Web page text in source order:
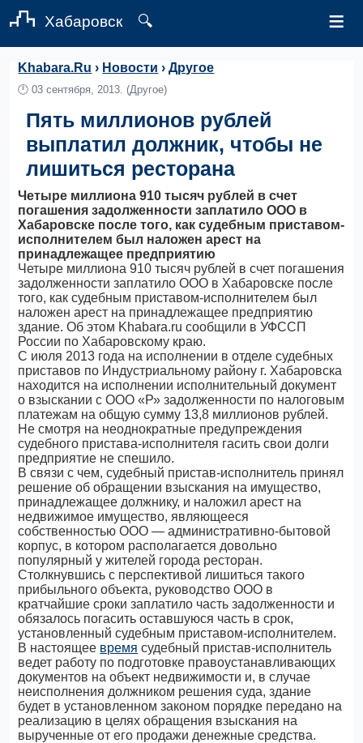
Хабаровск 🔍 ≡
Khabara.Ru › Новости ›Другое
🕛03 сентября, 2013. (Другое)
Пять миллионов рублей
выплатил должник, чтобы не
лишиться ресторана
Четыре миллиона 910 тысяч рублей в счет
погашения задолженности заплатило ООО в
Хабаровске после того, как судебным приставом-
исполнителем был наложен арест на
принадлежащее предприятию
Четыре миллиона 910 тысяч рублей в счет погашения
задолженности заплатило ООО в Хабаровске после
того, как судебным приставом-исполнителем был
наложен арест на принадлежащее предприятию
здание. Об этом Khabara.ru сообщили в УФССП
России по Хабаровскому краю.
С июля 2013 года на исполнении в отделе судебных
приставов по Индустриальному району г. Хабаровска
находится на исполнении исполнительный документ
о взыскании с ООО «Р» задолженности по налоговым
платежам на общую сумму 13,8 миллионов рублей.
Не смотря на неоднократные предупреждения
судебного пристава-исполнителя гасить свои долги
предприятие не спешило.
В связи с чем, судебный пристав-исполнитель принял
решение об обращении взыскания на имущество,
принадлежащее должнику, и наложил арест на
недвижимое имущество, являющееся
собственностью ООО — административно-бытовой
корпус, в котором располагается довольно
популярный у жителей города ресторан.
Столкнувшись с перспективой лишиться такого
прибыльного объекта, руководство ООО в
кратчайшие сроки заплатило часть задолженности и
обязалось погасить оставшуюся часть в срок,
установленный судебным приставом-исполнителем.
В настоящее время судебный пристав-исполнитель
ведет работу по подготовке правоустанавливающих
документов на объект недвижимости и, в случае
неисполнения должником решения суда, здание
будет в установленном законом порядке передано на
реализацию в целях обращения взыскания на
вырученные от его продажи денежные средства.